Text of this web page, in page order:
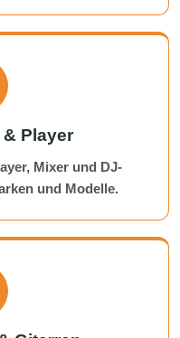
Player
Mixer und DJ-
und Modelle.